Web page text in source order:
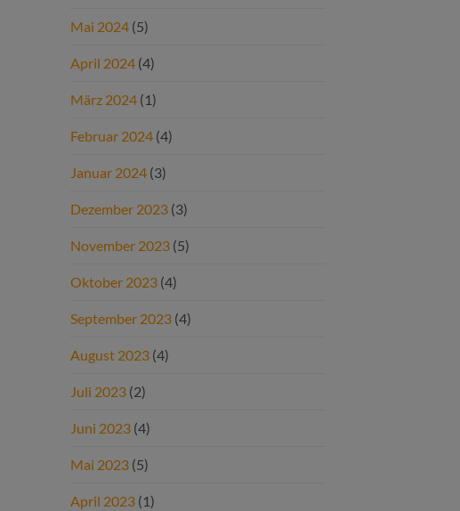
Mai 2024 (5)
April 2024 (4)
März 2024 (1)
Februar 2024 (4)
Januar 2024 (3)
Dezember 2023 (3)
November 2023 (5)
Oktober 2023 (4)
September 2023 (4)
August 2023 (4)
Juli 2023 (2)
Juni 2023 (4)
Mai 2023 (5)
April 2023 (1)